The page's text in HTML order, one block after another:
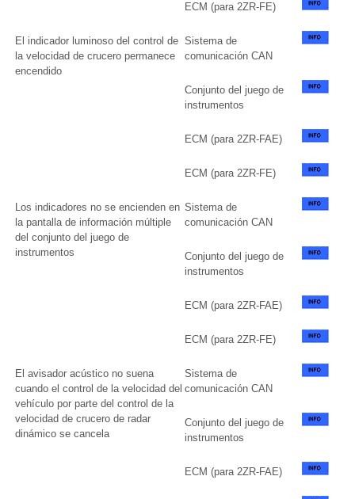
ECM (para 2ZR-FE)
El indicador luminoso del control de
la velocidad de crucero permanece
encendido
Sistema de
comunicación CAN
Conjunto del juego de
instrumentos
ECM (para 2ZR-FAE)
ECM (para 2ZR-FE)
Los indicadores no se encienden en
la pantalla de información múltiple
del conjunto del juego de
instrumentos
Sistema de
comunicación CAN
Conjunto del juego de
instrumentos
ECM (para 2ZR-FAE)
ECM (para 2ZR-FE)
El avisador acústico no suena
cuando el control de la velocidad del
vehículo por parte del control de la
velocidad de crucero de radar
dinámico se cancela
Sistema de
comunicación CAN
Conjunto del juego de
instrumentos
ECM (para 2ZR-FAE)